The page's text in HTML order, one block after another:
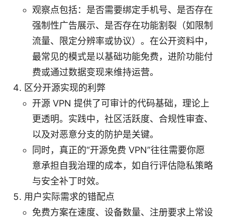
观察点包括：是否需要绑定手机号、是否存在
强制性广告展示、是否存在功能割裂（如限制
流量、限定分辨率或协议）。在公开资料中，
最常见的模式是以基础功能免费，进阶功能付
费或通过数据变现来维持运营。
区分开源实现的利弊
开源 VPN 提供了可审计的代码基础，理论上
更透明。实践中，社区活跃度、合规性审查、
以及对恶意分支的防护是关键。
同时，真正的“开源免费 VPN”往往需要你愿
意承担自我治理的成本，如自行评估隐私策略
与安全补丁时效。
用户实际需求的错配点
免费方案在速度、设备数量、注册要求上常设